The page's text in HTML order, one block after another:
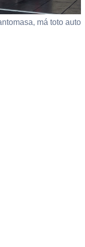
má toto auto